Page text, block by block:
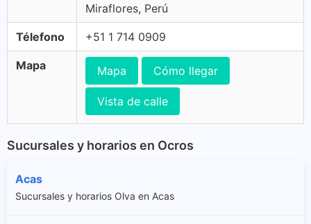
Miraflores, Perú
Télefono +51 1 714 0909
Mapa Mapa Cómo llegar
Vista de calle
Sucursales y horarios en Ocros
Acas
Sucursales y horarios Olva en Acas